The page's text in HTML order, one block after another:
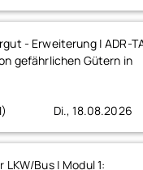
- Erweiterung | ADR-
gefährlichen Gütern in
Di., 18.08.2026
Bus | Modul 1: